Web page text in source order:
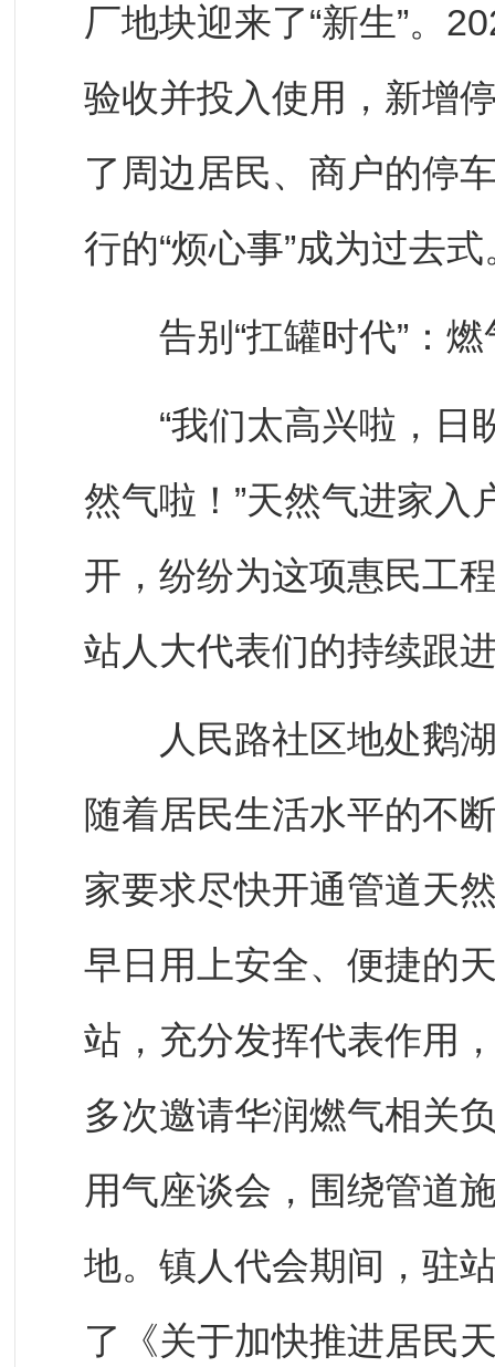
厂地块迎来了“新生”。
验收并投入使用，新增
了周边居民、商户的停
行的“烦心事”成为过去式
告别“扛罐时代”：燃
“我们太高兴啦，日
然气啦！”天然气进家入
开，纷纷为这项惠民工
站人大代表们的持续跟
人民路社区地处鹅湖
随着居民生活水平的不
家要求尽快开通管道天
早日用上安全、便捷的
站，充分发挥代表作用
多次邀请华润燃气相关
用气座谈会，围绕管道
地。镇人代会期间，驻
了《关于加快推进居民